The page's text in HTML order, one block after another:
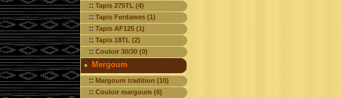
:: Tapis 275TL (4)
:: Tapis Ferdawes (1)
:: Tapis AF125 (1)
:: Tapis 18TL (2)
:: Couloir 30/30 (0)
Mergoum
:: Margoum tradition (10)
:: Couloir margoum (6)